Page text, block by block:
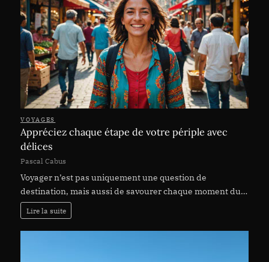
VOYAGES
Appréciez chaque étape de votre périple avec
délices
Pascal Cabus
Voyager n’est pas uniquement une question de
destination, mais aussi de savourer chaque moment du…
Lire la suite